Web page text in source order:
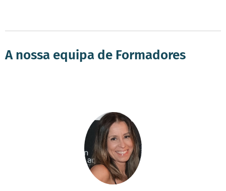
A nossa equipa de Formadores